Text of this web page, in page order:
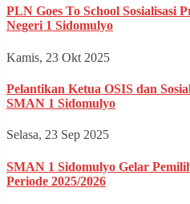
PLN Goes To School Sosialisasi
Negeri 1 Sidomulyo
Kamis, 23 Okt 2025
Pelantikan Ketua OSIS dan
SMAN 1 Sidomulyo
Selasa, 23 Sep 2025
SMAN 1 Sidomulyo Gelar
Periode 2025/2026